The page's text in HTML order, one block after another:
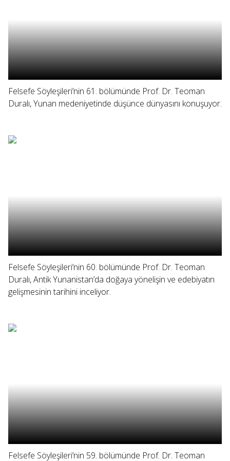
Felsefe Söyleşileri’nin 61. bölümünde Prof. Dr. Teoman
Duralı, Yunan medeniyetinde düşünce dünyasını konuşuyor.
Felsefe Söyleşileri’nin 60. bölümünde Prof. Dr. Teoman
Duralı, Antik Yunanistan’da doğaya yönelişin ve edebiyatın
gelişmesinin tarihini inceliyor.
Felsefe Söyleşileri’nin 59. bölümünde Prof. Dr. Teoman